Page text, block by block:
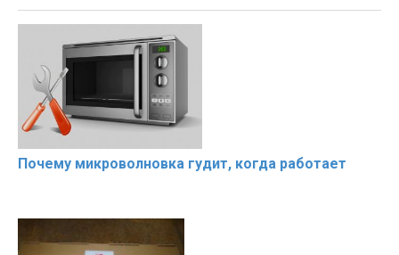
Почему микроволновка гудит, когда работает